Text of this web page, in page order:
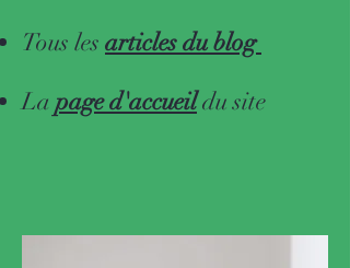
Tous les articles du blog
La page d'accueildu site